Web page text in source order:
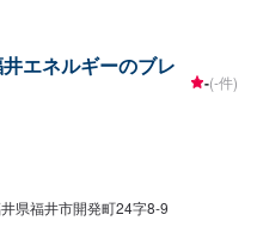
エネルギーのブレ
-(-件)
県福井市開発町24字8-9